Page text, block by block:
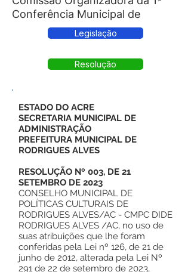
Conferência Municipal de
Legislação
Resolução
ESTADO DO ACRE
SECRETARIA MUNICIPAL DE
ADMINISTRAÇÃO
PREFEITURA MUNICIPAL DE
RODRIGUES ALVES
RESOLUÇÃO Nº 003, DE 21
SETEMBRO DE 2023
CONSELHO MUNICIPAL DE
POLÍTICAS CULTURAIS DE
RODRIGUES ALVES/AC - CMPC DIDE
RODRIGUES ALVES /AC, no uso de
suas atribuições que lhe foram
conferidas pela Lei nº 126, de 21 de
junho de 2012, alterada pela Lei Nº
291 de 22 de setembro de 2023,